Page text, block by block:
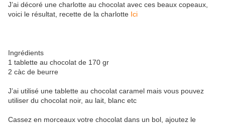
J’ai décoré une charlotte au chocolat avec ces beaux copeaux,
voici le résultat, recette de la charlotte Ici
Ingrédients
1 tablette au chocolat de 170 gr
2 càc de beurre
J’ai utilisé une tablette au chocolat caramel mais vous pouvez
utiliser du chocolat noir, au lait, blanc etc
Cassez en morceaux votre chocolat dans un bol, ajoutez le